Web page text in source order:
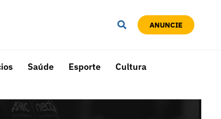
ANUNCIE
Saúde Esporte Cultura